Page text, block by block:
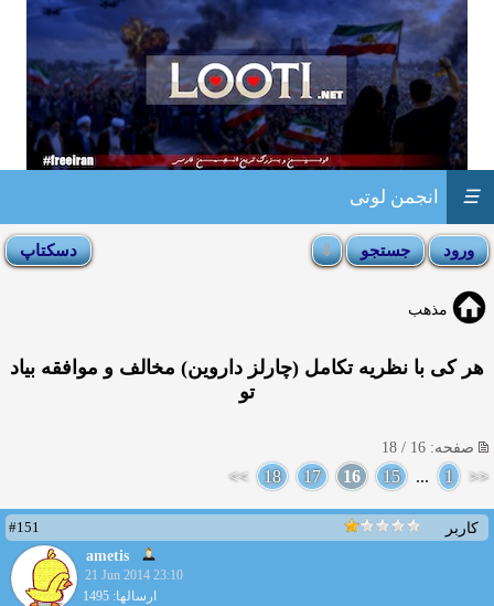
انجمن لوتی ☰
مذهب
هر كی با نظریه تكامل (چارلز داروین) مخالف و موافقه بیاد
تو
صفحه: 16 / 18
<<
1
...
15
16
17
18
>>
کاربر
#151
ametis
21 Jun 2014 23:10
ارسالها: 1495